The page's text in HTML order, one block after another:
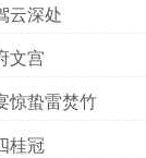
云深处
文宫
惊蛰雷焚竹
桂冠